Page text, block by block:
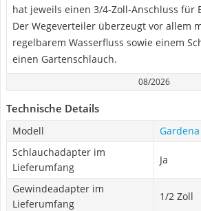
hat jeweils einen 3/4-Zoll-Anschluss für
Der Wegeverteiler überzeugt vor allem
regelbarem Wasserfluss sowie einem
einen Gartenschlauch.
08/2026
Technische Details
Modell
Schlauchadapter im
Lieferumfang
Ja
Gewindeadapter im
Lieferumfang
1/2 Zoll